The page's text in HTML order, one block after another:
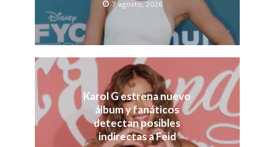
7 agosto, 2026
Karol G estrena nuevo
álbum y fanáticos
detectan posibles
indirectas a Feid